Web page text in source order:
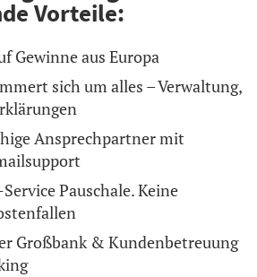
Vorteile:
Gewinne aus Europa
sich um alles – Verwaltung,
Ansprechpartner mit
Pauschale. Keine
Großbank & Kundenbetreuung